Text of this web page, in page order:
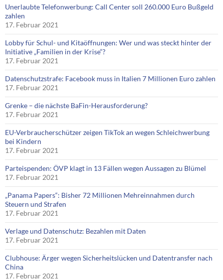
Unerlaubte Telefonwerbung: Call Center soll 260.000 Euro Bußgeld
zahlen
17. Februar 2021
Lobby für Schul- und Kitaöffnungen: Wer und was steckt hinter der
Initiative „Familien in der Krise“?
17. Februar 2021
Datenschutzstrafe: Facebook muss in Italien 7 Millionen Euro zahlen
17. Februar 2021
Grenke – die nächste BaFin-Herausforderung?
17. Februar 2021
EU-Verbraucherschützer zeigen TikTok an wegen Schleichwerbung
bei Kindern
17. Februar 2021
Parteispenden: ÖVP klagt in 13 Fällen wegen Aussagen zu Blümel
17. Februar 2021
„Panama Papers“: Bisher 72 Millionen Mehreinnahmen durch
Steuern und Strafen
17. Februar 2021
Verlage und Datenschutz: Bezahlen mit Daten
17. Februar 2021
Clubhouse: Ärger wegen Sicherheitslücken und Datentransfer nach
China
17. Februar 2021